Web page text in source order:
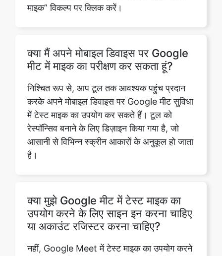
माइक” विकल्प पर क्लिक करें।
क्या मैं अपने मोबाइल डिवाइस पर Google
मीट में माइक का परीक्षण कर सकता हूं?
निश्चित रूप से, आप टूल तक आवश्यक पहुंच प्रदान
करके अपने मोबाइल डिवाइस पर Google मीट सुविधा
में टेस्ट माइक का उपयोग कर सकते हैं। टूल को
रेस्पॉन्सिव बनाने के लिए डिज़ाइन किया गया है, जो
आसानी से विभिन्न स्क्रीन आकारों के अनुकूल हो जाता
है।
क्या मुझे Google मीट में टेस्ट माइक का
उपयोग करने के लिए साइन इन करना चाहिए
या अकाउंट रजिस्टर करना चाहिए?
नहीं, Google Meet में टेस्ट माइक का उपयोग करने